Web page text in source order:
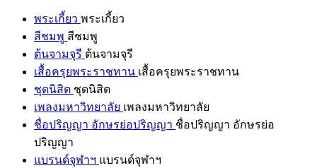
พระเกี้ยว พระเกี้ยว
สีชมพู สีชมพู
ต้นจามจุรี ต้นจามจุรี
เสื้อครุยพระราชทาน เสื้อครุยพระราชทาน
ชุดนิสิต ชุดนิสิต
เพลงมหาวิทยาลัย เพลงมหาวิทยาลัย
ชื่อปริญญา อักษรย่อปริญญา ชื่อปริญญา อักษรย่อ
ปริญญา
แบรนด์จุฬาฯ แบรนด์จุฬาฯ